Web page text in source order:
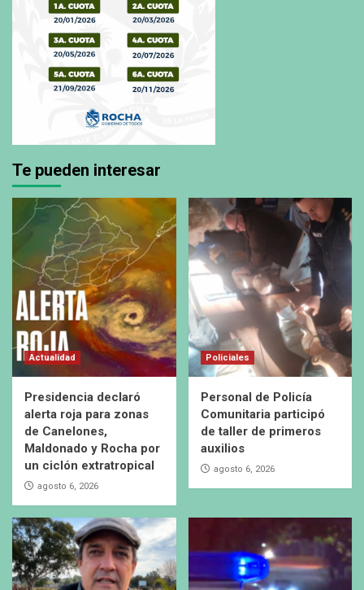
Te pueden interesar
Actualidad
Presidencia declaró
alerta roja para zonas
de Canelones,
Maldonado y Rocha por
un ciclón extratropical
agosto 6, 2026
Policiales
Personal de Policía
Comunitaria participó
de taller de primeros
auxilios
agosto 6, 2026